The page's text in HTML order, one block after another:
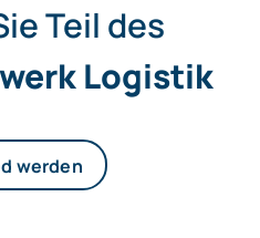
Teil des
Logistik
werden